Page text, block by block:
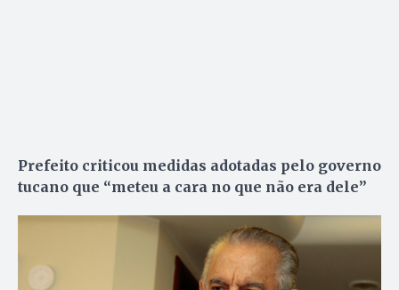
Prefeito criticou medidas adotadas pelo governo
tucano que “meteu a cara no que não era dele”